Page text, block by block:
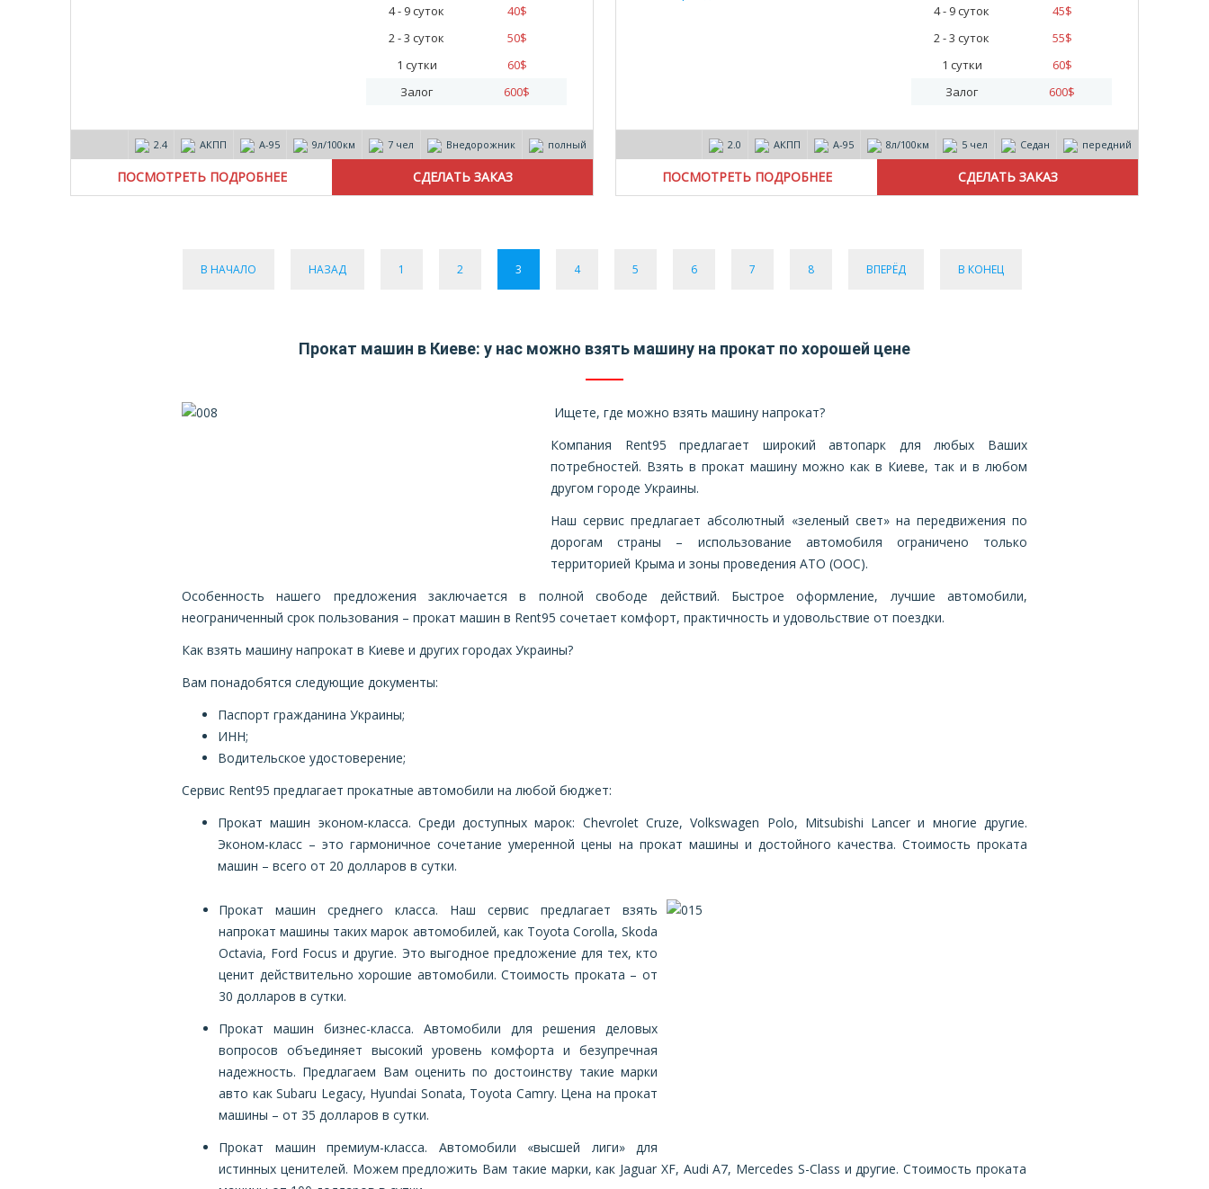
4 - 9 суток
40$
2 - 3 суток
50$
1 сутки
60$
Залог
600$
2.4 АКПП А-95 9л/100км 7 чел Внедорожник полный
ПОСМОТРЕТЬ ПОДРОБНЕЕ
4 - 9 суток
45$
2 - 3 суток
55$
1 сутки
60$
Залог
600$
2.0 АКПП А-95 8л/100км 5 чел Седан передний
ПОСМОТРЕТЬ ПОДРОБНЕЕ
В НАЧАЛО НАЗАД 1 2 3 4 5 6 7 8 ВПЕРЁД В КОНЕЦ
Прокат машин в Киеве: у нас можно взять машину на прокат по хорошей цене
Ищете, где можно взять машину напрокат?
Компания Rent95 предлагает широкий автопарк для любых Ваших
потребностей. Взять в прокат машину можно как в Киеве, так и в любом
другом городе Украины.
Наш сервис предлагает абсолютный «зеленый свет» на передвижения по
дорогам страны – использование автомобиля ограничено только
территорией Крыма и зоны проведения АТО (ООС).
Особенность нашего предложения заключается в полной свободе действий. Быстрое оформление, лучшие автомобили,
неограниченный срок пользования – прокат машин в Rent95 сочетает комфорт, практичность и удовольствие от поездки.
Как взять машину напрокат в Киеве и других городах Украины?
Вам понадобятся следующие документы:
Паспорт гражданина Украины;
ИНН;
Водительское удостоверение;
Сервис Rent95 предлагает прокатные автомобили на любой бюджет:
Прокат машин эконом-класса. Среди доступных марок: Chevrolet Cruze, Volkswagen Polo, Mitsubishi Lancer и многие другие.
Эконом-класс – это гармоничное сочетание умеренной цены на прокат машины и достойного качества. Стоимость проката
машин – всего от 20 долларов в сутки.
Прокат машин среднего класса. Наш сервис предлагает взять
напрокат машины таких марок автомобилей, как Toyota Corolla, Skoda
Octavia, Ford Focus и другие. Это выгодное предложение для тех, кто
ценит действительно хорошие автомобили. Стоимость проката – от
30 долларов в сутки.
Прокат машин бизнес-класса. Автомобили для решения деловых
вопросов объединяет высокий уровень комфорта и безупречная
надежность. Предлагаем Вам оценить по достоинству такие марки
авто как Subaru Legacy, Hyundai Sonata, Toyota Camry. Цена на прокат
машины – от 35 долларов в сутки.
Прокат машин премиум-класса. Автомобили «высшей лиги» для
истинных ценителей. Можем предложить Вам такие марки, как Jaguar XF, Audi A7, Mercedes S-Class и другие. Стоимость проката